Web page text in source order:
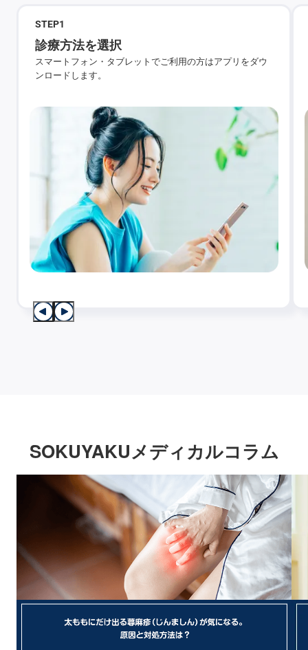
STEP1
診療方法を選択
スマートフォン・タブレットでご利用の方はアプリをダウ
ンロードします。
SOKUYAKUメディカルコラム